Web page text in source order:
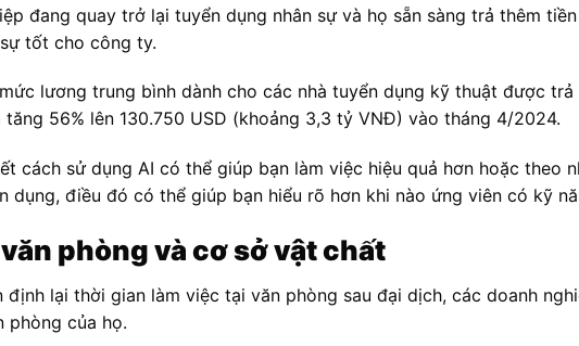
đang quay trở lại tuyển dụng nhân sự và họ sẵn sàng trả thêm
tốt cho công ty.
lương trung bình dành cho các nhà tuyển dụng kỹ thuật được trả
56% lên 130.750 USD (khoảng 3,3 tỷ VNĐ) vào tháng 4/2024.
cách sử dụng AI có thể giúp bạn làm việc hiệu quả hơn hoặc theo
dụng, điều đó có thể giúp bạn hiểu rõ hơn khi nào ứng viên có kỹ
phòng và cơ sở vật chất
định lại thời gian làm việc tại văn phòng sau đại dịch, các doanh
phòng của họ.